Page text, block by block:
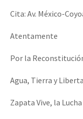
Cita: Av. México-
Atentamente
Por la
Agua, Tierra y
Zapata Vive, la